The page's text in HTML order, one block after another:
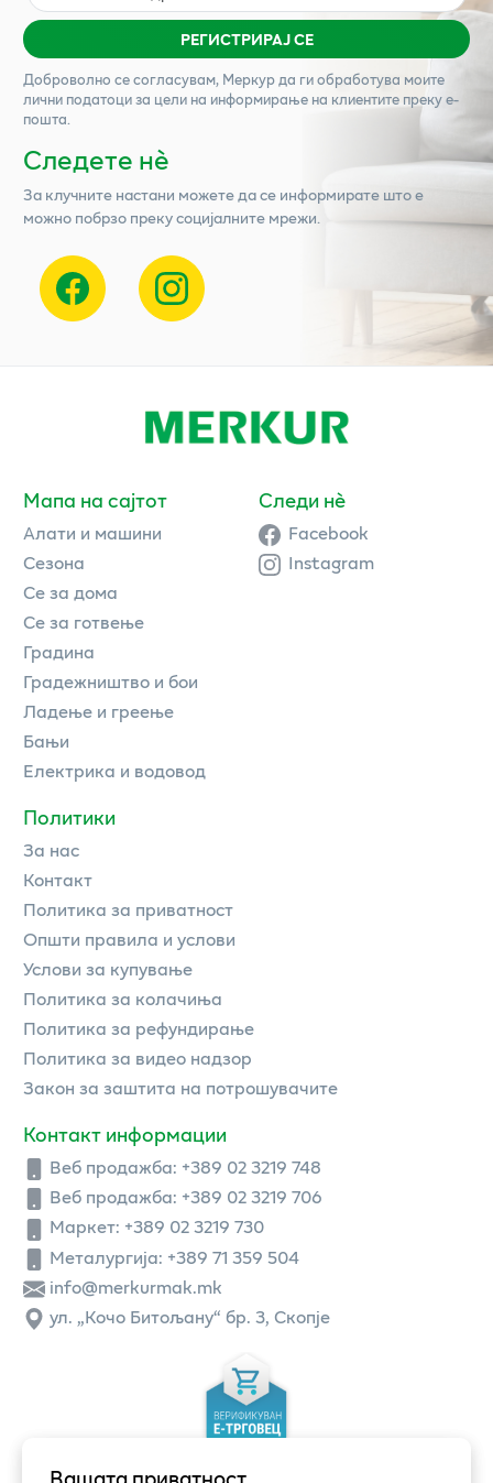
РЕГИСТРИРАЈ СЕ
Доброволно се согласувам, Меркурда ги обработува моите
лични податоци за цели на информирање на клиентите преку е-
пошта.
Следете нѐ
За клучните настани можете да се информирате што е
можно побрзо преку социјалните мрежи.
Мапа на сајтот
Алати и машини
Сезона
Се за дома
Се за готвење
Градина
Градежништво и бои
Ладење и греење
Бањи
Електрика и водовод
Политики
За нас
Контакт
Политика за приватност
Општи правила и услови
Услови за купување
Политика за колачиња
Политика за рефундирање
Политика за видео надзор
Закон за заштита на потрошувачите
Контакт информации
Веб продажба: +389 02 3219 748
Веб продажба: +389 02 3219 706
Маркет: +389 02 3219 730
Металургија: +389 71 359 504
info@merkurmak.mk
ул. „Кочо Битољану“ бр. 3, Скопје
Следи нè
Facebook
Instagram